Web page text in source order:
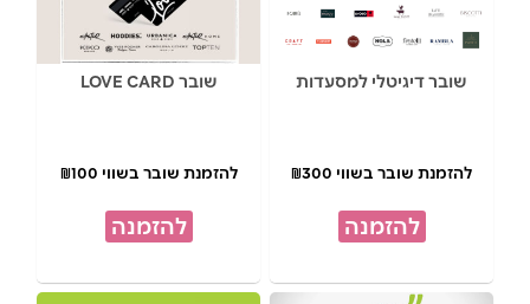
שובר דיגיטלי למסעדות
להזמנת שובר בשווי ₪300
להזמנה
שובר LOVE CARD
להזמנת שובר בשווי ₪100
להזמנה